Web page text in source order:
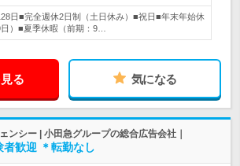
日■完全週休2日制（土日休み）■祝日■年末年始休
）■夏季休暇（前期：9…
る 気になる
ンシー | 小田急グループの総合広告会社｜
者歓迎 ＊転勤なし